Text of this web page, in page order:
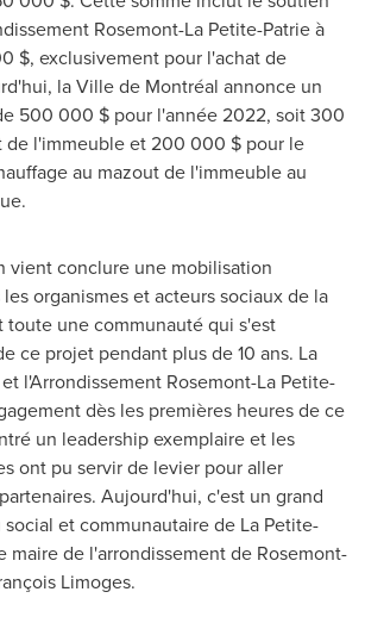
Rosemont-La Petite-Patrieà
$, exclusivement pour l'achat de
la Ville de Montréal annonce un
500 000 $ pour l'année 2022, soit 300
de l'immeuble et 200 000 $ pour le
au mazout de l'immeuble au
vient conclure une mobilisation
organismes et acteurs sociaux de la
toute une communauté qui s'est
ce projet pendant plus de 10 ans. La
l'Arrondissement Rosemont-La Petite-
dès les premières heures de ce
un leadership exemplaire et les
ont pu servir de levier pour aller
Aujourd'hui, c'est un grand
et communautaire de La Petite-
maire de l'arrondissement de Rosemont-
Limoges.